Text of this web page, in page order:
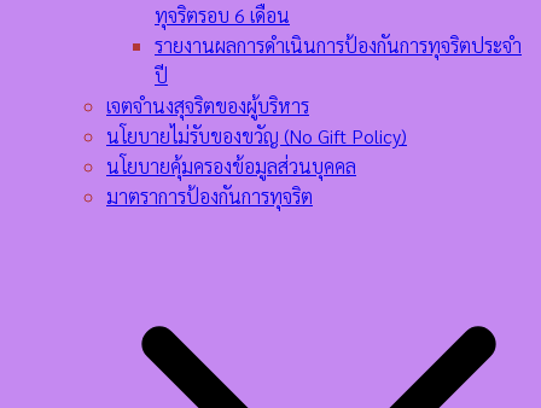
ทุจริตรอบ 6 เดือน
รายงานผลการดำเนินการป้องกันการทุจริตประจำ
ปี
เจตจำนงสุจริตของผู้บริหาร
นโยบายไม่รับของขวัญ (No Gift Policy)
นโยบายคุ้มครองข้อมูลส่วนบุคคล
มาตราการป้องกันการทุจริต